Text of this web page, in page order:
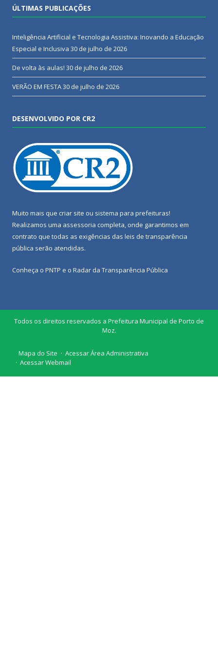
ÚLTIMAS PUBLICAÇÕES
Inteligência Artificial e Tecnologia Assistiva: Inovando a Educação
Especial e Inclusiva 30 de julho de 2026
De volta às aulas! 30 de julho de 2026
VERÃO EM FESTA30 de julho de 2026
DESENVOLVIDO POR CR2
Muito mais que criar site ou sistema para prefeituras!
Realizamos uma assessoria completa, onde garantimos em
contrato que todas as exigências das leis de transparência
pública serão atendidas.
Conheça o PNTP e o Radar da Transparência Pública
Todos os direitos reservados a Prefeitura Municipal de Porto de
Moz.
Mapa do Site
Acessar Área Administrativa
Acessar Webmail